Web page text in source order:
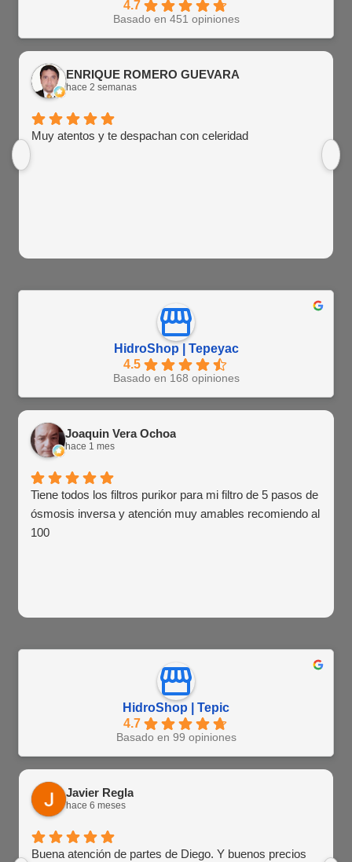
4.7
Basado en 451 opiniones
ENRIQUE ROMERO GUEVARA
hace 2 semanas
Muy atentos y te despachan con celeridad
HidroShop | Tepeyac
4.5
Basado en 168 opiniones
Joaquin Vera Ochoa
hace 1 mes
Tiene todos los filtros purikor para mi filtro de 5 pasos de
ósmosis inversa y atención muy amables recomiendo al
100
HidroShop | Tepic
4.7
Basado en 99 opiniones
Javier Regla
hace 6 meses
Buena atención de partes de Diego. Y buenos precios